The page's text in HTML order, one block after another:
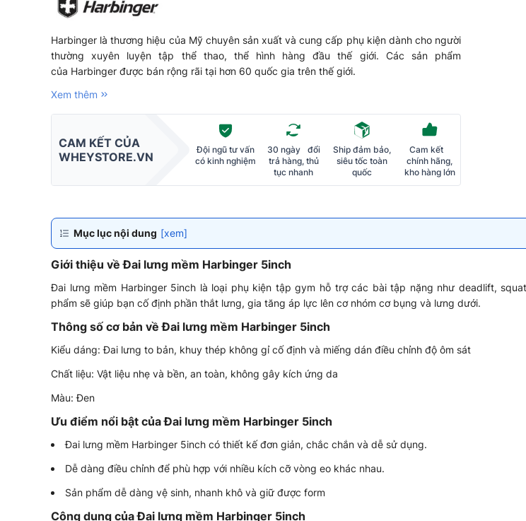
Harbinger là thương hiệu của Mỹ chuyên sản xuất và cung cấp phụ kiện dành cho người
thường xuyên luyện tập thể thao, thể hình hàng đầu thế giới. Các sản phẩm
của Harbinger được bán rộng rãi tại hơn 60 quốc gia trên thế giới.
Xem thêm
CAM KẾT CỦA
WHEYSTORE.VN
Đội ngũ tư vấn
có kinh nghiệm
30 ngày đổi
trả hàng, thủ
tục nhanh
Ship đảm bảo,
siêu tốc toàn
quốc
Cam kết
chính hãng,
kho hàng lớn
Mục lục nội dung [xem]
Giới thiệu về Đai lưng mềm Harbinger 5inch
Đai lưng mềm Harbinger 5inch là loại phụ kiện tập gym hỗ trợ các bài tập nặng như deadlift,
phẩm sẽ giúp bạn cố định phần thắt lưng, gia tăng áp lực lên cơ nhóm cơ bụng và lưng dưới.
Thông số cơ bản về Đai lưng mềm Harbinger 5inch
Kiểu dáng: Đai lưng to bản, khuy thép không gỉ cố định và miếng dán điều chỉnh độ ôm sát
Chất liệu: Vật liệu nhẹ và bền, an toàn, không gây kích ứng da
Màu: Đen
Ưu điểm nổi bật của Đai lưng mềm Harbinger 5inch
Đai lưng mềm Harbinger 5inch có thiết kế đơn giản, chắc chắn và dễ sử dụng.
Dễ dàng điều chỉnh để phù hợp với nhiều kích cỡ vòng eo khác nhau.
Sản phẩm dễ dàng vệ sinh, nhanh khô và giữ được form
Công dụng của Đai lưng mềm Harbinger 5inch